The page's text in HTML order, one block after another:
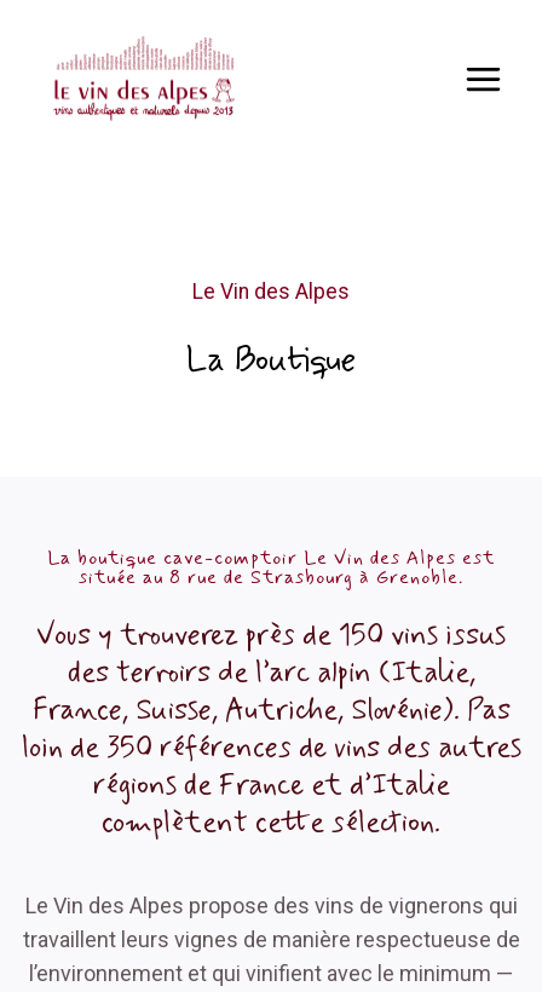
contenu
Le Vin des Alpes
La Boutique
La boutique cave-comptoir Le Vin des Alpes est
située au 8 rue de Strasbourg à Grenoble.
Vous y trou­verez près de 150 vins issus
des terroirs de l’arc alpin (Italie,
France, Suisse, Autriche, Slovénie). Pas
loin de 350 références de vins des autres
régions de France et d’Italie
complètent cette sélection.
Le Vin des Alpes propose des vins de vigne­rons qui
travaillent leurs vignes de manière respectueuse de
l’environnement et qui vini­fient avec le minimum —